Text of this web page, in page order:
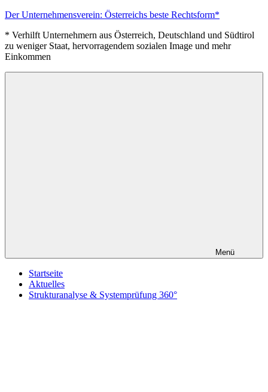
Zum
springen
Der Unternehmensverein: Österreichs beste Rechtsform*
* Verhilft Unternehmern aus Österreich, Deutschland und Südtirol
zu weniger Staat, hervorragendem sozialen Image und mehr
Einkommen
Menü
Startseite
Aktuelles
Strukturanalyse & Systemprüfung 360°